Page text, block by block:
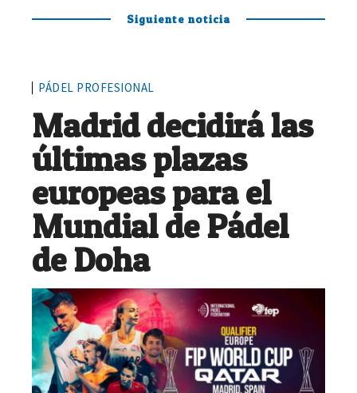
Siguiente noticia
PÁDEL PROFESIONAL
Madrid decidirá las
últimas plazas
europeas para el
Mundial de Pádel
de Doha